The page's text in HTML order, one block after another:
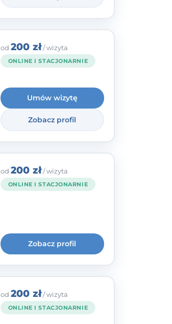
od 200 zł/ wizyta
ONLINE I STACJONARNIE
Umów wizytę
Zobacz profil
od 200 zł/ wizyta
ONLINE I STACJONARNIE
Zobacz profil
od 200 zł/ wizyta
ONLINE I STACJONARNIE